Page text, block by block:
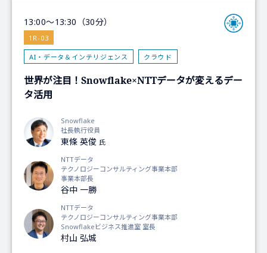
13:00～13:30（30分）
1R-03
AI・データ＆インテリジェンス クラウド
世界が注目！Snowflake×NTTデータが変えるデー
タ活用
Snowflake
社長執行役員
東條 英俊 氏
NTTデータ
テクノロジーコンサルティング事業本部
事業本部長
谷中 一勝
NTTデータ
テクノロジーコンサルティング事業本部
Snowflakeビジネス推進室 室長
村山 弘城